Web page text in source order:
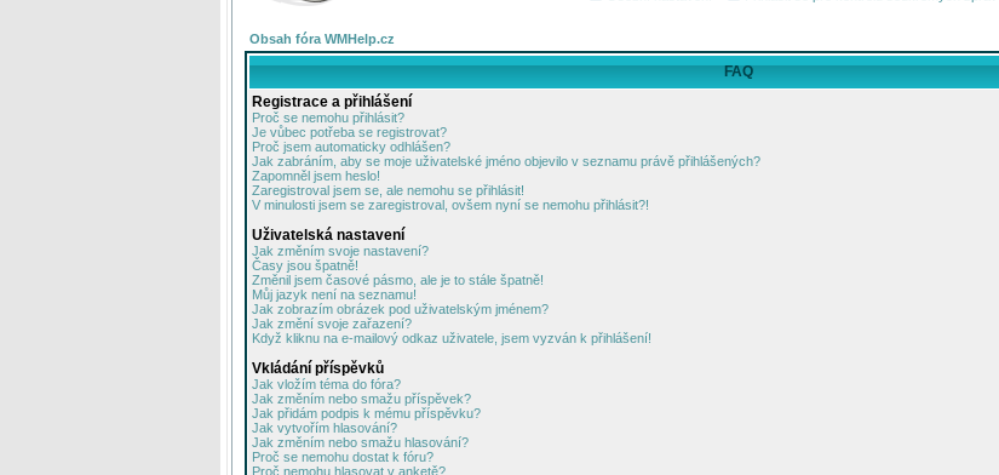
Obsah fóra WMHelp.cz
FAQ
Registrace a přihlášení
Proč se nemohu přihlásit?
Je vůbec potřeba se registrovat?
Proč jsem automaticky odhlášen?
Jak zabráním, aby se moje uživatelské jméno objevilo v seznamu právě přihlášených?
Zapomněl jsem heslo!
Zaregistroval jsem se, ale nemohu se přihlásit!
V minulosti jsem se zaregistroval, ovšem nyní se nemohu přihlásit?!
Uživatelská nastavení
Jak změním svoje nastavení?
Časy jsou špatně!
Změnil jsem časové pásmo, ale je to stále špatně!
Můj jazyk není na seznamu!
Jak zobrazím obrázek pod uživatelským jménem?
Jak změní svoje zařazení?
Když kliknu na e-mailový odkaz uživatele, jsem vyzván k přihlášení!
Vkládání příspěvků
Jak vložím téma do fóra?
Jak změním nebo smažu příspěvek?
Jak přidám podpis k mému příspěvku?
Jak vytvořím hlasování?
Jak změním nebo smažu hlasování?
Proč se nemohu dostat k fóru?
Proč nemohu hlasovat v anketě?